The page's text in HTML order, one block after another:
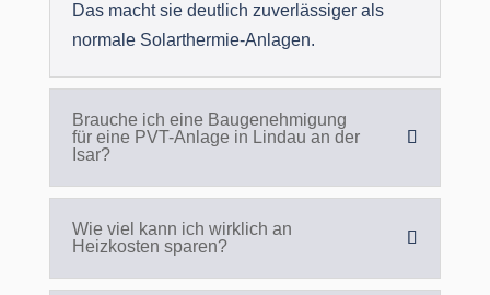
Das macht sie deutlich zuverlässiger als
normale Solarthermie-Anlagen.
Brauche ich eine Baugenehmigung
für eine PVT-Anlage in Lindau an der
Isar?
Wie viel kann ich wirklich an
Heizkosten sparen?